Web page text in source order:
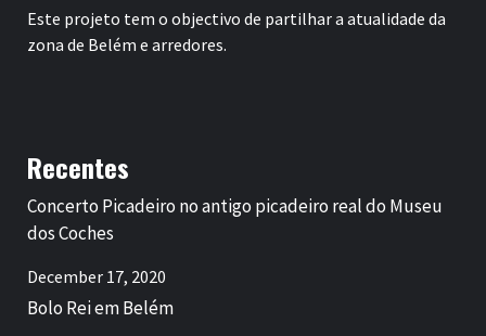
Este projeto tem o objectivo de partilhar a atualidade da
zona de Belém e arredores.
Recentes
Concerto Picadeiro no antigo picadeiro real do Museu
dos Coches
December 17, 2020
Bolo Rei em Belém